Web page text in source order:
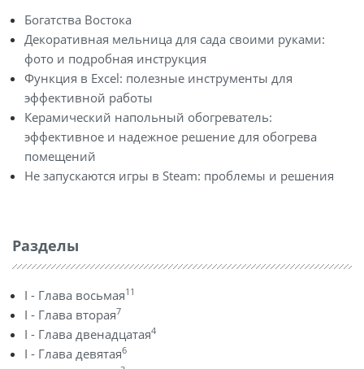
Богатства Востока
Декоративная мельница для сада своими руками:
фото и подробная инструкция
Функция в Excel: полезные инструменты для
эффективной работы
Керамический напольный обогреватель:
эффективное и надежное решение для обогрева
помещений
Не запускаются игры в Steam: проблемы и решения
Разделы
I - Глава восьмая11
I - Глава вторая7
I - Глава двенадцатая4
I - Глава девятая6